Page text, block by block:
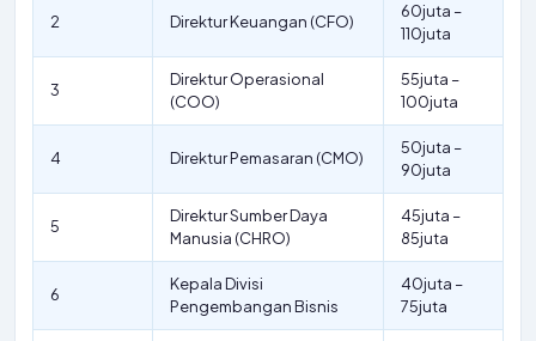
2 Direktur Keuangan (CFO)
60juta –
110juta
3
Direktur Operasional
(COO)
55juta –
100juta
4 Direktur Pemasaran (CMO)
50juta –
90juta
5
Direktur Sumber Daya
Manusia (CHRO)
45juta –
85juta
6
Kepala Divisi
Pengembangan Bisnis
40juta –
75juta